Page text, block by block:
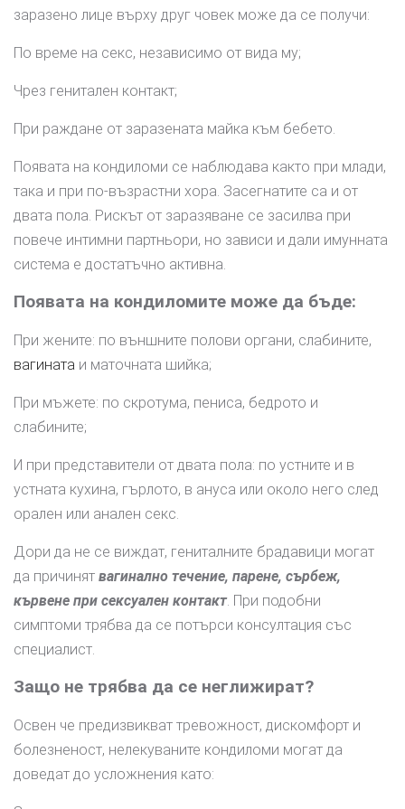
заразено лице върху друг човек може да се получи:
По време на секс, независимо от вида му;
Чрез генитален контакт;
При раждане от заразената майка към бебето.
Появата на кондиломи се наблюдава както при млади,
така и при по-възрастни хора. Засегнатите са и от
двата пола. Рискът от заразяване се засилва при
повече интимни партньори, но зависи и дали имунната
система е достатъчно активна.
Появата на кондиломите може да бъде:
При жените: по външните полови органи, слабините,
вагината и маточната шийка;
При мъжете: по скротума, пениса, бедрото и
слабините;
И при представители от двата пола: по устните и в
устната кухина, гърлото, в ануса или около него след
орален или анален секс.
Дори да не се виждат, гениталните брадавици могат
да причинят вагинално течение, парене, сърбеж,
кървене при сексуален контакт. При подобни
симптоми трябва да се потърси консултация със
специалист.
Защо не трябва да се неглижират?
Освен че предизвикват тревожност, дискомфорт и
болезненост, нелекуваните кондиломи могат да
доведат до усложнения като: